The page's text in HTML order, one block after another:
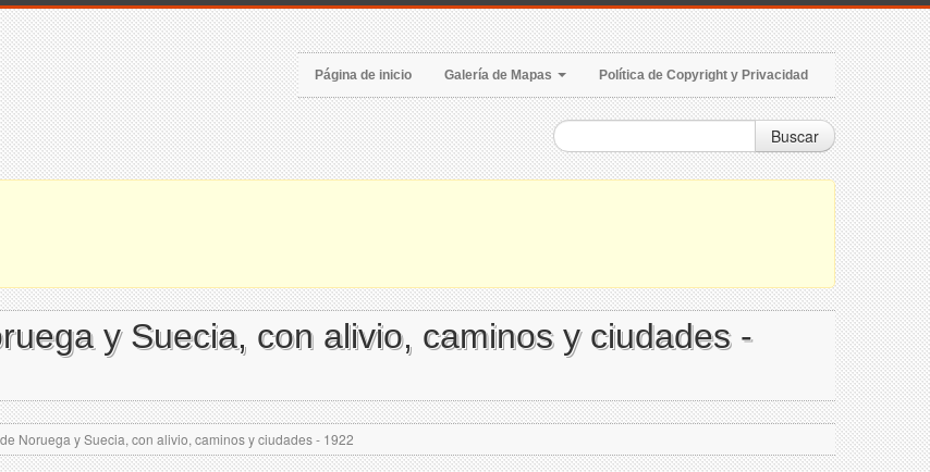
Página de inicio Galería de Mapas Política de Copyright y Privacidad
Buscar
y Suecia, con alivio, caminos y ciudades -
Noruega y Suecia, con alivio, caminos y ciudades - 1922